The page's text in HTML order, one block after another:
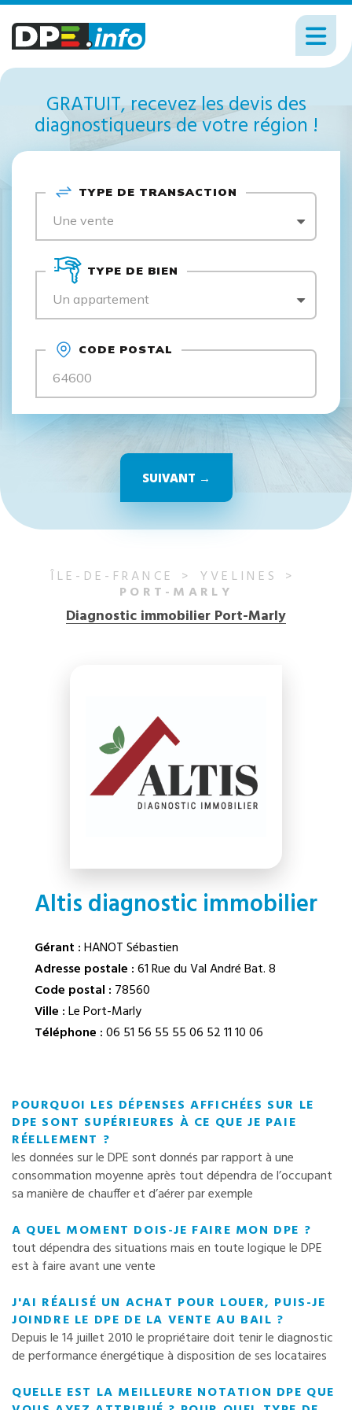
GRATUIT, recevez les devis des
diagnostiqueurs de votre région !
TYPE DE TRANSACTION
Une vente
TYPE DE BIEN
Un appartement
CODE POSTAL
SUIVANT →
ÎLE-DE-FRANCE YVELINES
PORT-MARLY
Diagnostic immobilier Port-Marly
Altis diagnostic immobilier
Gérant :HANOT Sébastien
Adresse postale :61 Rue du Val André Bat. 8
Code postal : 78560
Ville :Le Port-Marly
Téléphone :06 51 56 55 5506 52 11 10 06
POURQUOI LES DÉPENSES AFFICHÉES SUR LE
DPE SONT SUPÉRIEURES À CE QUE JE PAIE
RÉELLEMENT ?
les données sur le DPE sont donnés par rapport à une
consommation moyenne après tout dépendra de l’occupant
sa manière de chauffer et d’aérer par exemple
A QUEL MOMENT DOIS-JE FAIRE MON DPE ?
tout dépendra des situations mais en toute logique le DPE
est à faire avant une vente
J'AI RÉALISÉ UN ACHAT POUR LOUER, PUIS-JE
JOINDRE LE DPE DE LA VENTE AU BAIL ?
Depuis le 14 juillet 2010 le propriétaire doit tenir le diagnostic
de performance énergétique à disposition de ses locataires
QUELLE EST LA MEILLEURE NOTATION DPE QUE